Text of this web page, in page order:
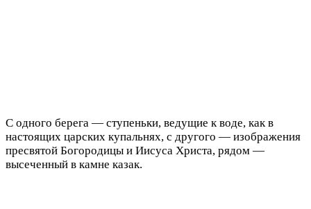
С одного берега — ступеньки, ведущие к воде, как в
настоящих царских купальнях, с другого — изображения
пресвятой Богородицы и Иисуса Христа, рядом —
высеченный в камне казак.